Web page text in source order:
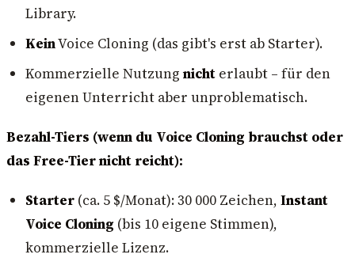
Library.
KeinVoice Cloning (das gibt's erst ab Starter).
Kommerzielle Nutzung nicht erlaubt – für den
eigenen Unterricht aber unproblematisch.
Bezahl-Tiers (wenn du Voice Cloning brauchst oder
das Free-Tier nicht reicht):
Starter (ca. 5 $/Monat): 30 000 Zeichen, Instant
Voice Cloning (bis 10 eigene Stimmen),
kommerzielle Lizenz.